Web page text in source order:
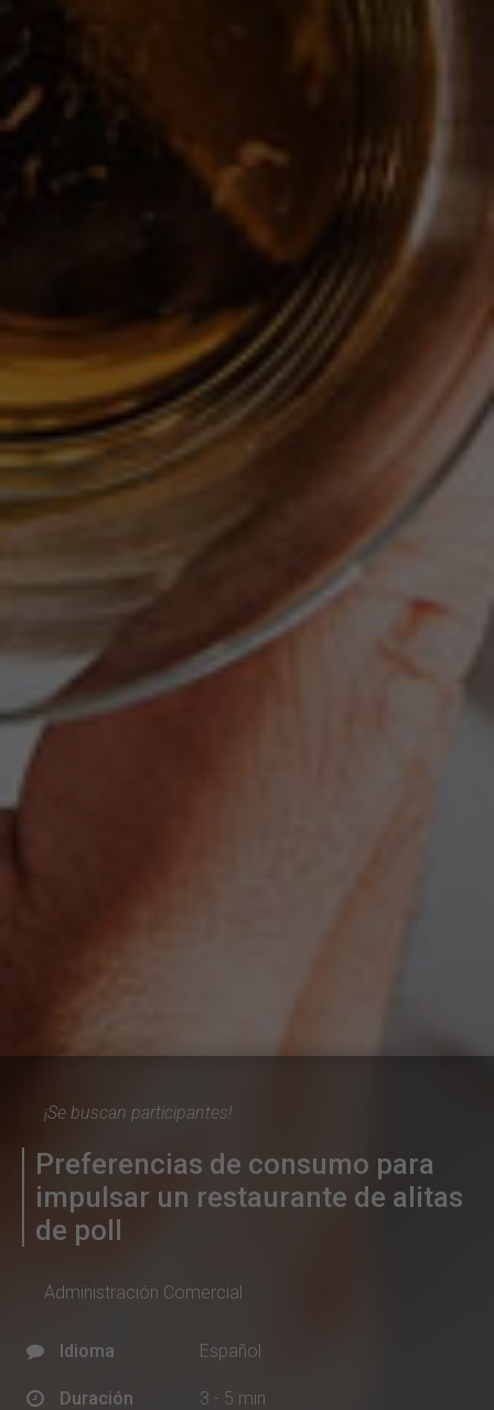
¡Se buscan participantes!
Preferencias de consumo para
impulsar un restaurante de alitas
de poll
Administración Comercial
Idioma Español
Duración 3 - 5 min